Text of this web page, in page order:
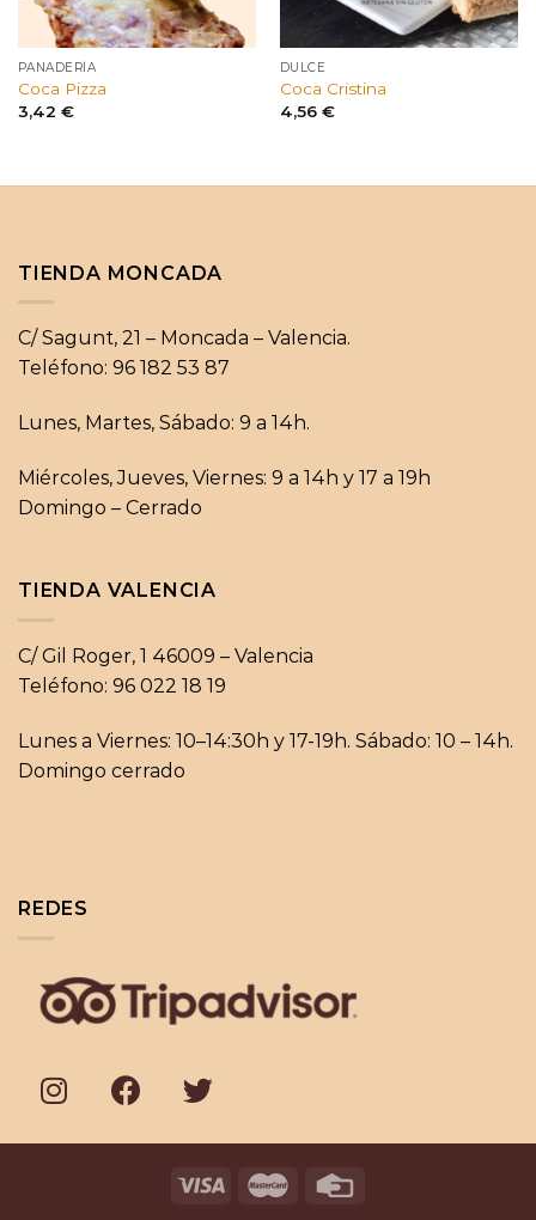
PANADERÍA
Coca Pizza
3,42 €
DULCE
Coca Cristina
4,56 €
TIENDA MONCADA
C/ Sagunt, 21 – Moncada – Valencia.
Teléfono: 96 182 53 87
Lunes, Martes, Sábado: 9 a 14h.
Miércoles, Jueves, Viernes: 9 a 14h y 17 a 19h
Domingo – Cerrado
TIENDA VALENCIA
C/ Gil Roger, 1 46009 – Valencia
Teléfono: 96 022 18 19
Lunes a Viernes: 10–14:30h y 17-19h. Sábado: 10 – 14h.
Domingo cerrado
REDES